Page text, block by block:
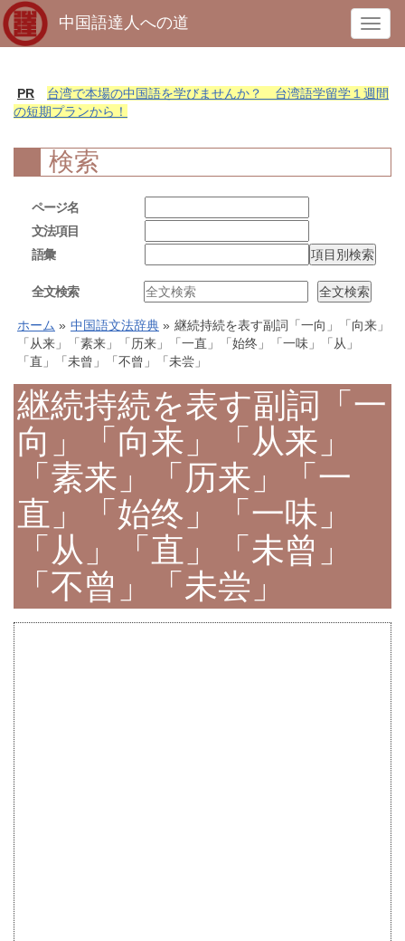
T
o
g
n
a
a
t
i
o
中国語達人への道
PR
台湾で本場の中国語を学びませんか？ 台湾語学留学１週間
の短期プランから！
検索
ページ名
文法項目
語彙
全文検索
ホーム » 中国語文法辞典 » 継続持続を表す副詞「一向」「向来」
「从来」「素来」「历来」「一直」「始终」「一味」「从」
「直」「未曾」「不曾」「未尝」
継続持続を表す副詞「一
向」「向来」「从来」
「素来」「历来」「一
直」「始终」「一味」
「从」「直」「未曾」
「不曾」「未尝」